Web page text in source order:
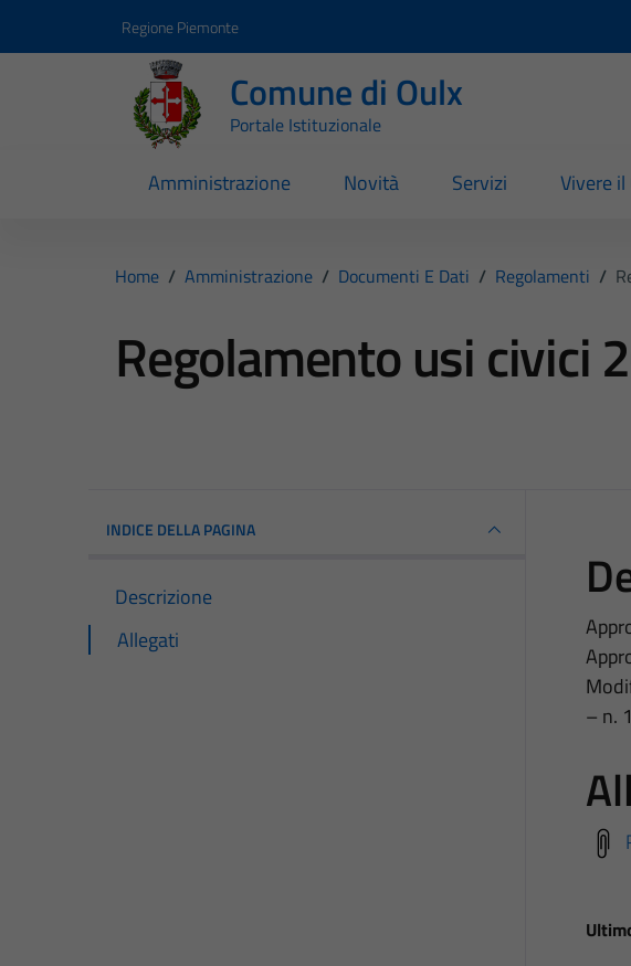
Regione Piemonte
Comune di Oulx
Portale Istituzionale
Amministrazione Novità Servizi Vivere
Home / Amministrazione / Documenti E Dati / Regolamenti /
Regolamento usi civici
INDICE DELLA PAGINA
Descrizione
Allegati
– n.